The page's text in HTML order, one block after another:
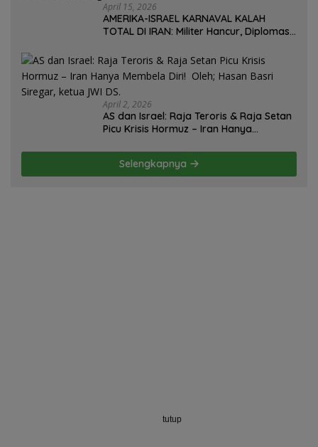
April 15, 2026
AMERIKA-ISRAEL KARNAVAL KALAH
TOTAL DI IRAN: Militer Hancur, Diplomasi
Basri Siregar.
April 2, 2026
AS dan Israel: Raja Teroris & Raja Setan
Picu Krisis Hormuz – Iran Hanya
ketua JWI DS.
Selengkapnya
tutup